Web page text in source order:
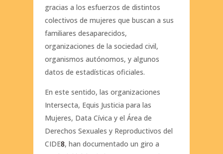
gracias a los esfuerzos de distintos
colectivos de mujeres que buscan a sus
familiares desaparecidos,
organizaciones de la sociedad civil,
organismos autónomos, y algunos
datos de estadísticas oficiales.
En este sentido, las organizaciones
Intersecta, Equis Justicia para las
Mujeres, Data Cívica y el Área de
Derechos Sexuales y Reproductivos del
CIDE8, han documentado un giro a